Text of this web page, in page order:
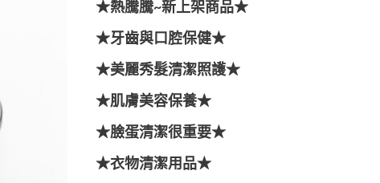
★熱騰騰~新上架商品★
★牙齒與口腔保健★
★美麗秀髮清潔照護★
★肌膚美容保養★
★臉蛋清潔很重要★
★衣物清潔用品★